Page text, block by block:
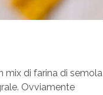
mix di farina di semola
Ovviamente